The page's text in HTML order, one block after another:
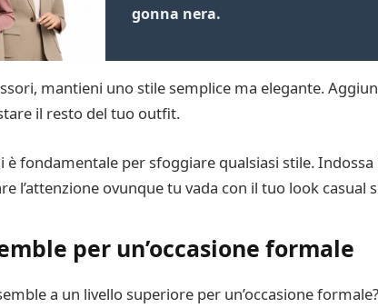
gonna nera.
mantieni uno stile semplice ma elegante.
il resto del tuo outfit.
è fondamentale per sfoggiare qualsiasi stile.
l’attenzione ovunque tu vada con il tuo look casual
per un’occasione formale
a un livello superiore per un’occasione